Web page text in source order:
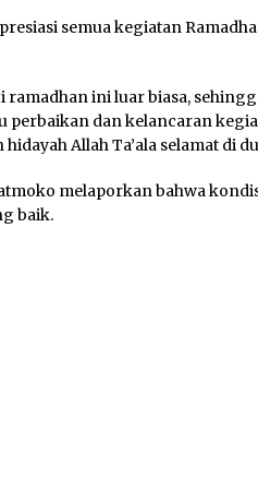
semua kegiatan
ramadhan ini luar biasa,
dan kelancaran
Allah Ta’ala selamat di
melaporkan bahwa
baik.